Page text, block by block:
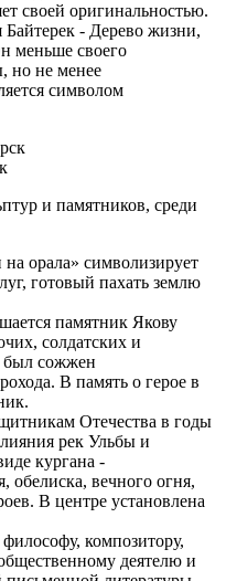
своей оригинальностью.
Байтерек - Дерево жизни,
меньше своего
но не менее
символом
и памятников, среди
орала» символизирует
готовый пахать землю
памятник Якову
солдатских и
был сожжен
В память о герое в
Отечества в годы
рек Ульбы и
кургана -
обелиска, вечного огня,
В центре установлена
композитору,
деятелю и